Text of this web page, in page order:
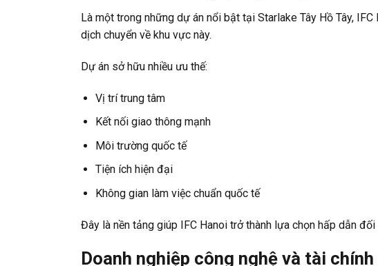
Là một trong những dự án nổi bật tại Starlake Tây Hồ Tây,
dịch chuyển về khu vực này.
Dự án sở hữu nhiều ưu thế:
Vị trí trung tâm
Kết nối giao thông mạnh
Môi trường quốc tế
Tiện ích hiện đại
Không gian làm việc chuẩn quốc tế
Đây là nền tảng giúp IFC Hanoi trở thành lựa chọn hấp dẫn
Doanh nghiệp công nghệ và tài